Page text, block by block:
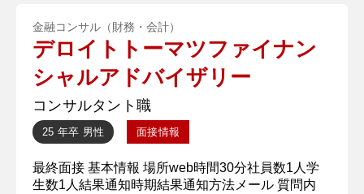
金融コンサル（財務・会計）
デロイトトーマツファイナン
シャルアドバイザリー
コンサルタント職
25 年卒 男性 面接情報
最終面接 基本情報 場所web時間30分社員数1人学
生数1人結果通知時期結果通知方法メール 質問内